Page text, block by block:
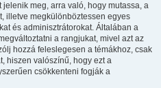
meg, arra való, hogy mutassa, a
illetve megkülönböztessen egyes
és adminisztrátorokat. Általában a
a rangjukat, mivel azt az
hozzá feleslegesen a témákhoz, csak
hiszen valószínű, hogy ezt a
csökkenteni fogják a